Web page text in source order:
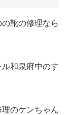
靴の修理なら
和泉府中のす
のケンちゃん